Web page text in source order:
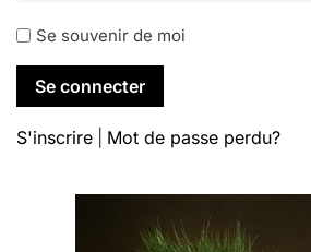
Se souvenir de moi
S'inscrire Mot de passe perdu?